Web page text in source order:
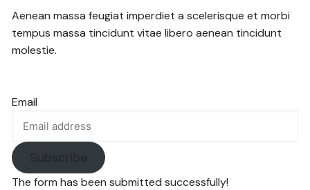
Aenean massa feugiat imperdiet a scelerisque et morbi
tempus massa tincidunt vitae libero aenean tincidunt
molestie.
Email
Subscribe
The form has been submitted successfully!